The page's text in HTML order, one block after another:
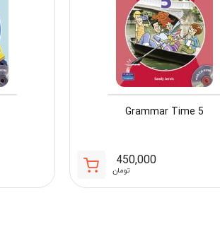
Grammar Time 5
450,000
تومان